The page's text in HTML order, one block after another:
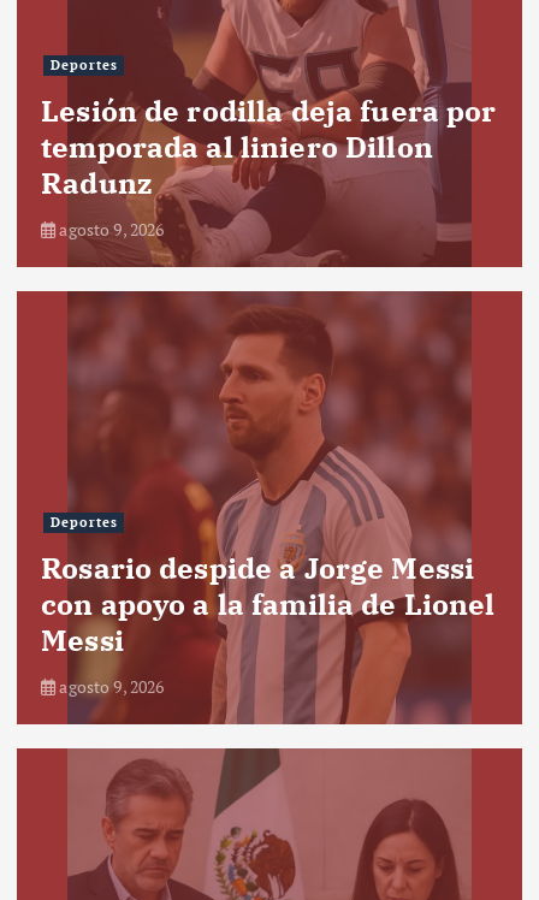
Deportes
Lesión de rodilla deja fuera por
temporada al liniero Dillon
Radunz
agosto 9, 2026
Deportes
Rosario despide a Jorge Messi
con apoyo a la familia de Lionel
Messi
agosto 9, 2026